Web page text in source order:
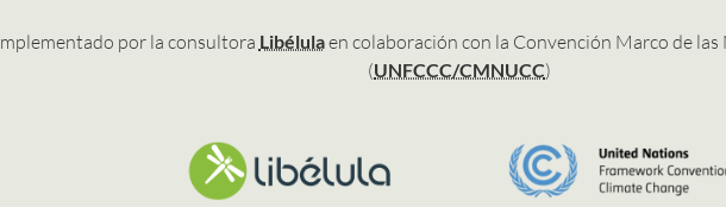
por la consultora Libélulaen colaboración con la Convención Marco de
(UNFCCC/CMNUCC)